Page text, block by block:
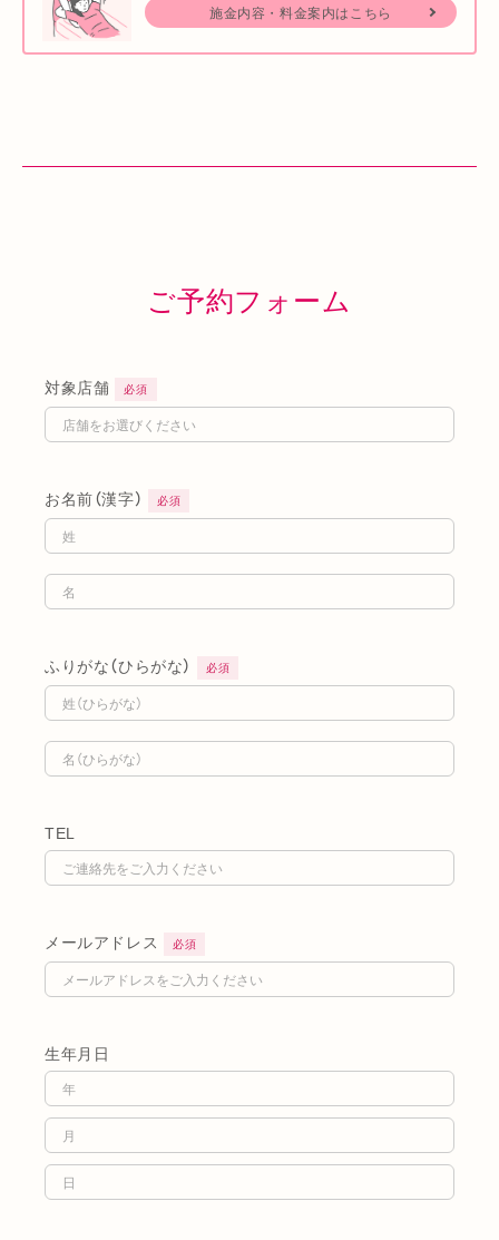
施金内容・料金案内はこちら
ご予約フォーム
対象店舗 必須
お名前（漢字） 必須
ふりがな（ひらがな） 必須
TEL
メールアドレス 必須
生年月日